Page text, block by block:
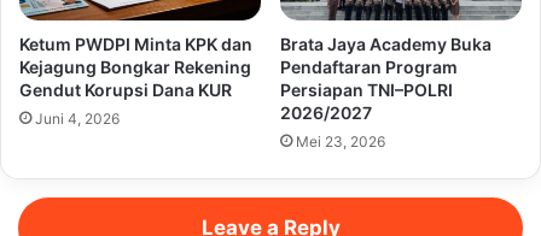
Ketum PWDPI Minta KPK dan
Kejagung Bongkar Rekening
Gendut Korupsi Dana KUR
Juni 4, 2026
Brata Jaya Academy Buka
Pendaftaran Program
Persiapan TNI–POLRI
2026/2027
Mei 23, 2026
Leave a Reply